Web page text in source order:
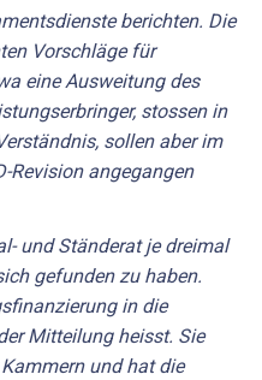
berichten. Die
Vorschläge für
eine Ausweitung des
stossen in
sollen aber im
Revision angegangen
und Ständerat je dreimal
gefunden zu haben.
in die
Mitteilung heisst. Sie
und hat die